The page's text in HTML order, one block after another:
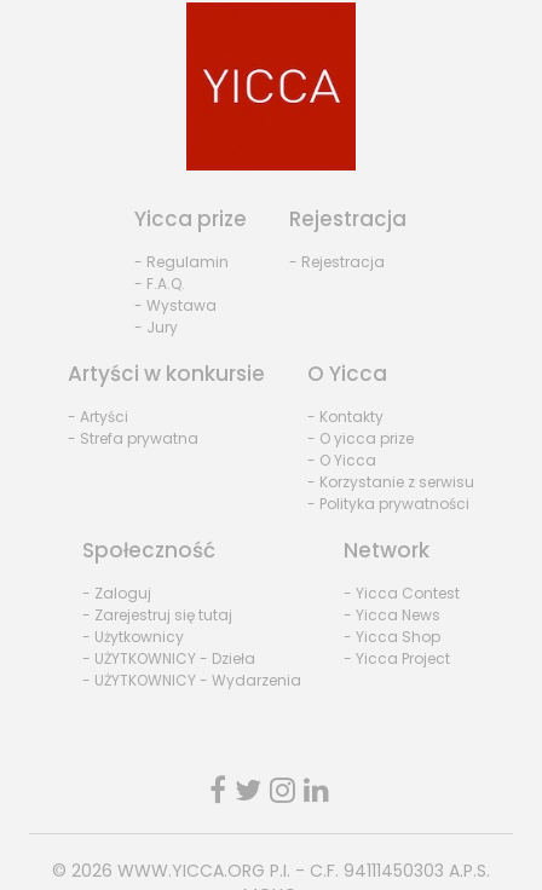
Yicca prize
- Regulamin
- F.A.Q.
- Wystawa
- Jury
Rejestracja
- Rejestracja
Artyści w konkursie
- Artyści
- Strefa prywatna
O Yicca
- Kontakty
- O yicca prize
- O Yicca
- Korzystanie z serwisu
- Polityka prywatności
Społeczność
- Zaloguj
- Zarejestruj się tutaj
- Użytkownicy
- UŻYTKOWNICY - Dzieła
- UŻYTKOWNICY - Wydarzenia
Network
- Yicca Contest
- Yicca News
- Yicca Shop
- Yicca Project
© 2026 WWW.YICCA.ORG P.I. - C.F. 94111450303 A.P.S.